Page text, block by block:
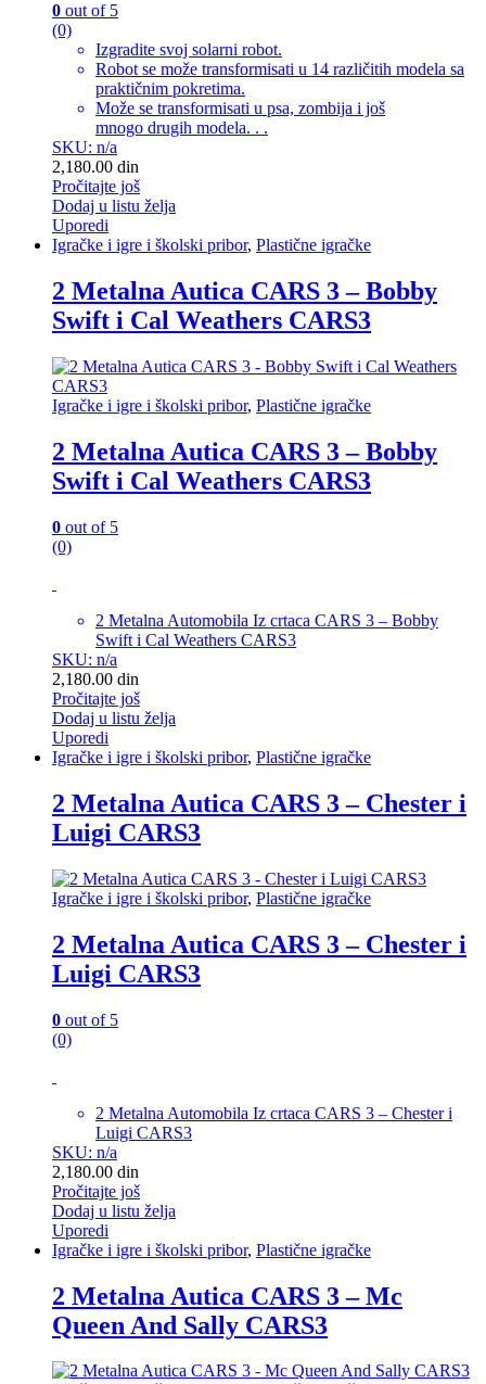
0 out of 5
(0)
Izgradite svoj solarni robot.
Robot se može transformisati u 14 različitih modela sa
praktičnim pokretima.
Može se transformisati u psa, zombija i još
mnogo drugih modela. . .
SKU: n/a
2,180.00 din
Pročitajte još
Dodaj u listu želja
Uporedi
Igračke i igre i školski pribor, Plastične igračke
2 Metalna Autica CARS 3 – Bobby
Swift i Cal Weathers CARS3
Igračke i igre i školski pribor, Plastične igračke
2 Metalna Autica CARS 3 – Bobby
Swift i Cal Weathers CARS3
0 out of 5
(0)
2 Metalna Automobila Iz crtaca CARS 3 – Bobby
Swift i Cal Weathers CARS3
SKU: n/a
2,180.00 din
Pročitajte još
Dodaj u listu želja
Uporedi
Igračke i igre i školski pribor, Plastične igračke
2 Metalna Autica CARS 3 – Chester i
Luigi CARS3
Igračke i igre i školski pribor, Plastične igračke
2 Metalna Autica CARS 3 – Chester i
Luigi CARS3
0 out of 5
(0)
2 Metalna Automobila Iz crtaca CARS 3 – Chester i
Luigi CARS3
SKU: n/a
2,180.00 din
Pročitajte još
Dodaj u listu želja
Uporedi
Igračke i igre i školski pribor, Plastične igračke
2 Metalna Autica CARS 3 – Mc
Queen And Sally CARS3